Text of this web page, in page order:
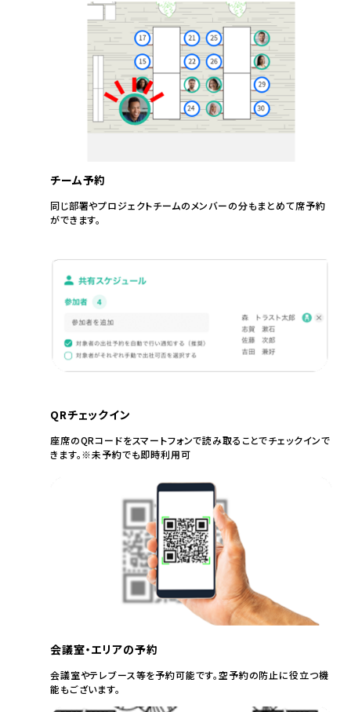
チーム予約
同じ部署やプロジェクトチームのメンバーの分もまとめて席予約
ができます。
QRチェックイン
座席のQRコードをスマートフォンで読み取ることでチェックインで
きます。※未予約でも即時利用可
会議室・エリアの予約
会議室やテレブース等を予約可能です。空予約の防止に役立つ機
能もございます。